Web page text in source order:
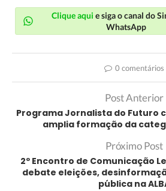
Clique aqui e siga o canal do
WhatsApp
0 comentários
Post Anterior
Programa Jornalista do Futuro
amplia formação da
Próximo Post
2º Encontro de Comunicação
debate eleições,
pública na